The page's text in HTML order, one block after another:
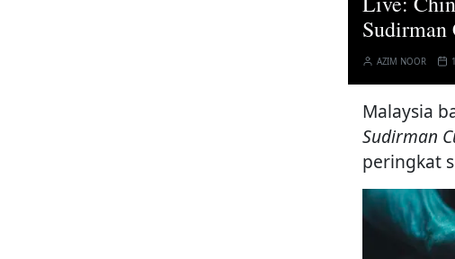
Sudirman
AZIM NOOR
Malaysia
Sudirman
peringkat